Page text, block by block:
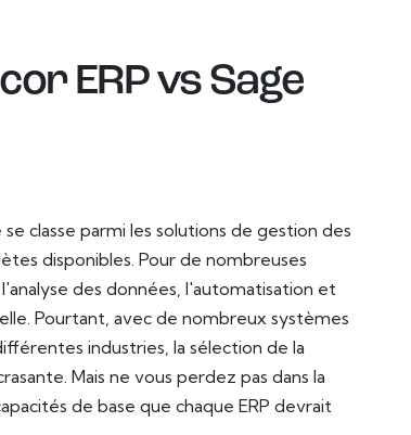
ERP vs Sage
classe parmi les solutions de gestion des
disponibles. Pour de nombreuses
des données, l'automatisation et
Pourtant, avec de nombreux systèmes
industries, la sélection de la
Mais ne vous perdez pas dans la
de base que chaque ERP devrait